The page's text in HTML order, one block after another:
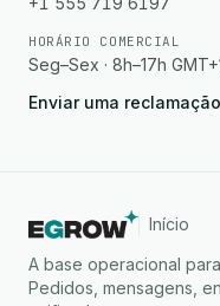
HORÁRIO COMERCIAL
Seg–Sex · 8h–17h
Enviar uma reclamação
Início
A base operacional
Pedidos, mensagens,